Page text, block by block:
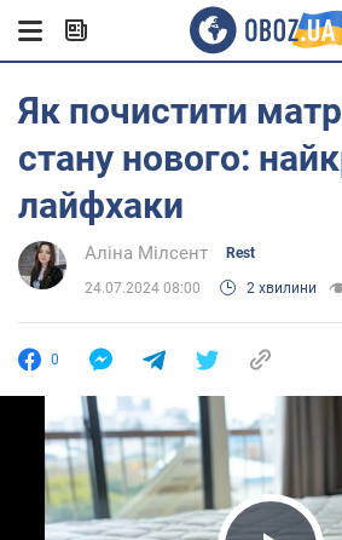
Як почистити
стану нового:
лайфхаки
Аліна Мілсент Rest
24.07.2024 08:00 2 хвилини
0